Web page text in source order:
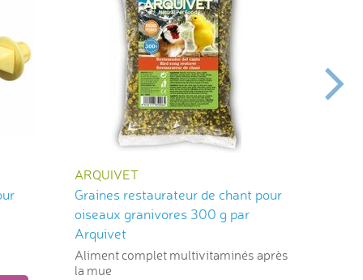
ARQUIVET
Graines restaurateur de chant pour
oiseaux granivores 300 g par
Arquivet
Aliment complet multivitaminés après
la mue